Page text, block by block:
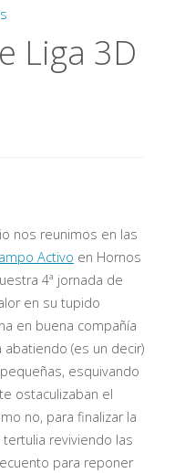
Liga 3D
nos reunimos en las
Activo en Hornos
4ª jornada de
en su tupido
en buena compañía
(es un decir)
esquivando
ostaculizaban el
no, para finalizar la
reviviendo las
para reponer